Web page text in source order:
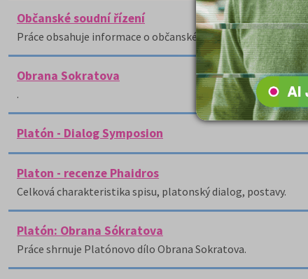
Občanské soudní řízení
Práce obsahuje informace o občanském soudním řízení,
Obrana Sokratova
.
Platón - Dialog Symposion
Platon - recenze Phaidros
Celková charakteristika spisu, platonský dialog, postavy.
Platón: Obrana Sókratova
Práce shrnuje Platónovo dílo Obrana Sokratova.